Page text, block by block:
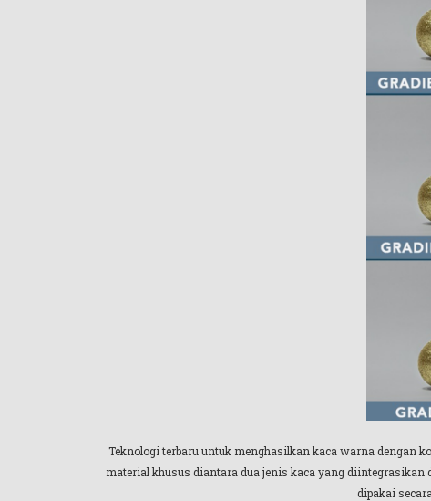
Teknologi terbaru untuk menghasilkan kaca warna dengan
material khusus diantara dua jenis kaca yang
dipakai